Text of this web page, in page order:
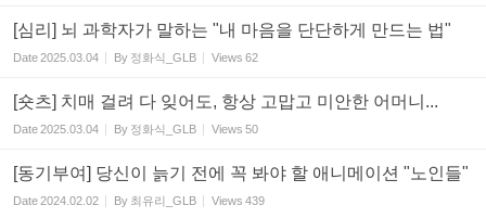
[심리] 뇌 과학자가 말하는 "내 마음을 단단하게 만드는 법"
Date2025.03.04 By 정화식_GLB Views 62
[숏츠] 치매 걸려 다 잊어도, 항상 고맙고 미안한 어머니...
Date2025.03.04 By 정화식_GLB Views 50
[동기부여] 당신이 늙기 전에 꼭 봐야 할 애니메이션 "노인들"
Date2024.02.02 By 최유리_GLB Views 439